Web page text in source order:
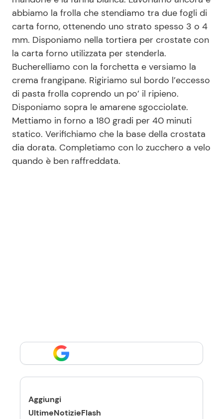
abbiamo la frolla che stendiamo tra due fogli di
carta forno, ottenendo uno strato spesso 3 o 4
mm. Disponiamo nella tortiera per crostate con
la carta forno utilizzata per stenderla.
Bucherelliamo con la forchetta e versiamo la
crema frangipane. Rigiriamo sul bordo l’eccesso
di pasta frolla coprendo un po’ il ripieno.
Disponiamo sopra le amarene sgocciolate.
Mettiamo in forno a 180 gradi per 40 minuti
statico. Verifichiamo che la base della crostata
dia dorata. Completiamo con lo zucchero a velo
quando è ben raffreddata.
Aggiungi
UltimeNotizieFlash